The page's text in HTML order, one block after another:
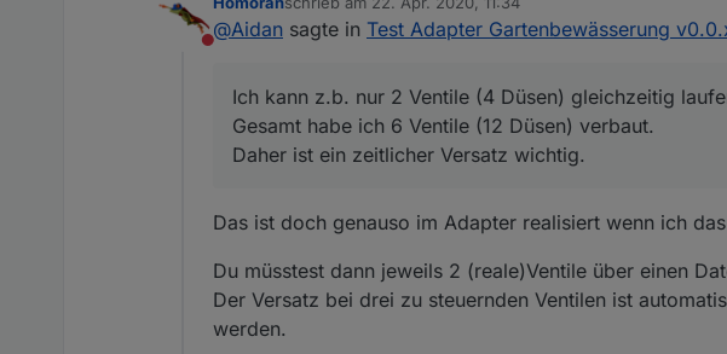
Einen kleine Verbesseungsidee,
wenn ich es richtig sehe, dann kann man die einzelnen
Gesamt habe ich 6 Ventile (12 Düsen) verbaut.
Daher ist ein zeitlicher Versatz wichtig.
Klick auf widget müsste bei mir folgendes Auslösen:
Kanal3 = Ventil 2 auf für 45 Min
Kanal 2+3 zu
Kanal 4 = Ventil 3 auf für 45 Min
Kanal 6 = Ventil 5 auf für 45 Min
Kanal 6 zu
Kanal 1 Pumpe aus
Ist soetwas denkbar?
Nicht stören
zuletzt editiert von
@Aidan sagte in Test Adapter Gartenbewässerung
Ich kann z.b. nur 2 Ventile (4 Düsen) gleichzeitig
Gesamt habe ich 6 Ventile (12 Düsen) verbaut.
Daher ist ein zeitlicher Versatz wichtig.
Das ist doch genauso im Adapter realisiert wenn ich
Du müsstest dann jeweils 2 (reale)Ventile über einen
Der Versatz bei drei zu steuernden Ventilen ist
werden.